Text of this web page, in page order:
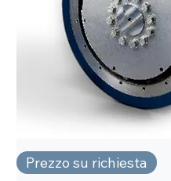
Prezzo su richiesta